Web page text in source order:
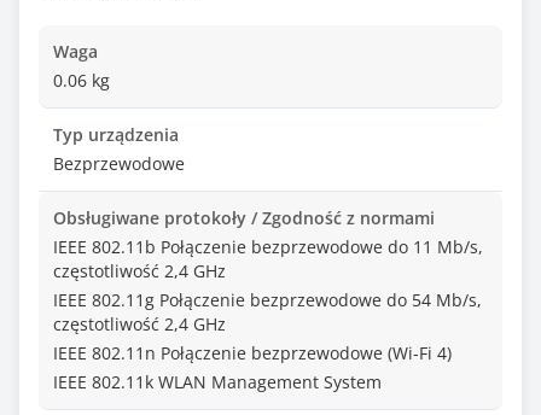
Waga
0.06 kg
Typ urządzenia
Bezprzewodowe
Obsługiwane protokoły / Zgodność z normami
IEEE 802.11b Połączenie bezprzewodowe do 11 Mb/s,
częstotliwość 2,4 GHz
IEEE 802.11g Połączenie bezprzewodowe do 54 Mb/s,
częstotliwość 2,4 GHz
IEEE 802.11n Połączenie bezprzewodowe (Wi-Fi 4)
IEEE 802.11k WLAN Management System